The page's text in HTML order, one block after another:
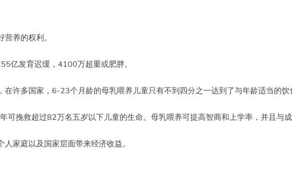
养的权利。
亿发育迟缓，4100万超重或肥胖。
许多国家，6-23个月龄的母乳喂养儿童只有不到四分之一达到了与年龄适当的
可挽救超过82万名五岁以下儿童的生命。母乳喂养可提高智商和上学率，并且与
家庭以及国家层面带来经济收益。